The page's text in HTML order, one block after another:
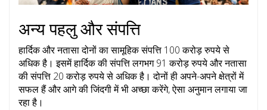
अन्य पहलु और संपत्ति
हार्दिक और नतासा दोनों का सामूहिक संपत्ति 100 करोड़ रुपये से
अधिक है। इसमें हार्दिक की संपत्ति लगभग 91 करोड़ रुपये और नतासा
की संपत्ति 20 करोड़ रुपये से अधिक है। दोनों ही अपने-अपने क्षेत्रों में
सफल हैं और आगे की जिंदगी में भी अच्छा करेंगे, ऐसा अनुमान लगाया जा
रहा है।